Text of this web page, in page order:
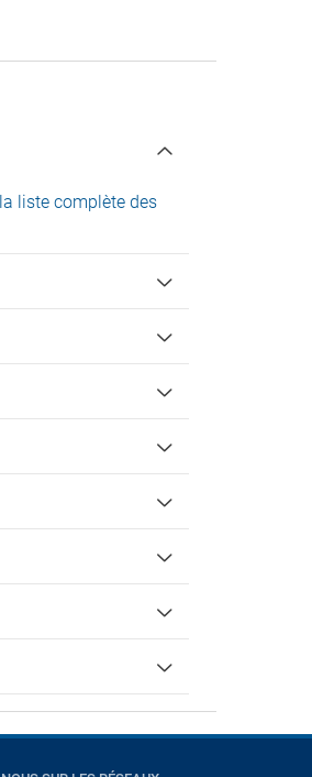
liste complète des